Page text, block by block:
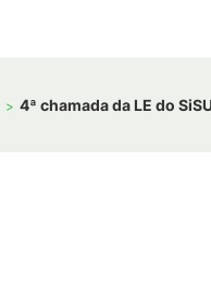
4ª chamada da LE do